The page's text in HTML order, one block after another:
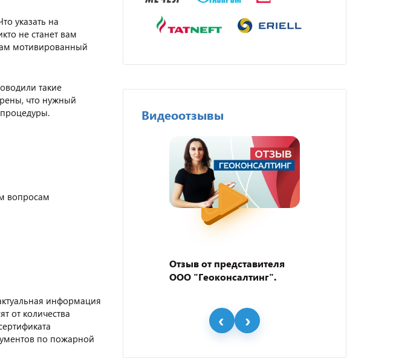
указать на
не станет вам
мотивированный
такие
что нужный
процедуры.
вопросам
информация
от количества
по пожарной
Видеоотзывы
Отзыв от представителя
ООО "Геоконсалтинг".